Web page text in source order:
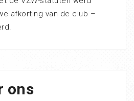
afkorting van de club –
ons